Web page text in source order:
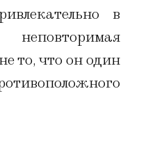
в
то, что он один